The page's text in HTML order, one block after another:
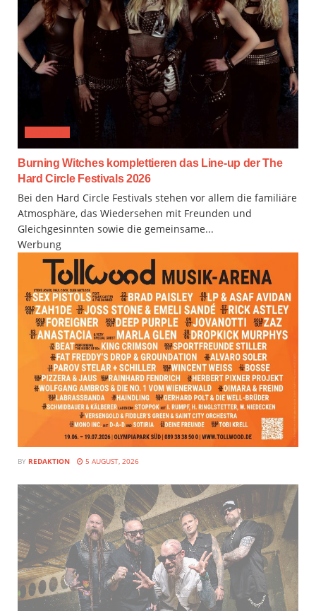
Burning Witches komplettieren das Line-up der The
Hard Circle Festivals 2026
Bei den Hard Circle Festivals stehen vor allem die familiäre
Atmosphäre, das Wiedersehen mit Freunden und
Gleichgesinnten sowie die gemeinsame...
Werbung
BY REDAKTION 5 AUGUST, 2026